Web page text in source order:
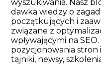
wyszukiwania. Nasz
dawka wiedzy o
początkujących i
związane z
wpływającymi na
pozycjonowania
tajniki, newsy,